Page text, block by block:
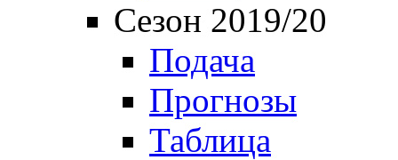
Сезон 2019/20
Подача
Прогнозы
Таблица